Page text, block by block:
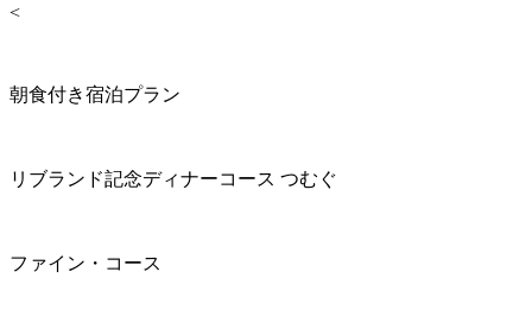
<
朝食付き宿泊プラン
リブランド記念ディナーコース つむぐ
ファイン・コース